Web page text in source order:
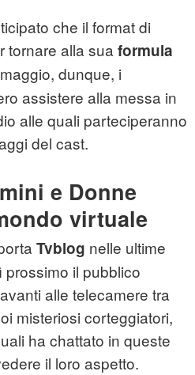
che il format di
tornare alla sua formula
dunque, i
assistere alla messa in
alle quali parteciperanno
del cast.
e Donne
virtuale
Tvblog nelle ultime
il pubblico
alle telecamere tra
misteriosi corteggiatori,
ha chattato in queste
il loro aspetto.